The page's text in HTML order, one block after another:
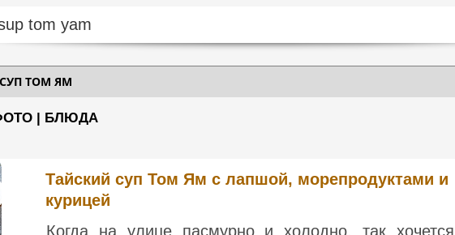
СУП ТОМ ЯМ
| БЛЮДА
Тайский суп Том Ям с лапшой, морепродуктами и
курицей
Когда на улице пасмурно и холодно, так хочется